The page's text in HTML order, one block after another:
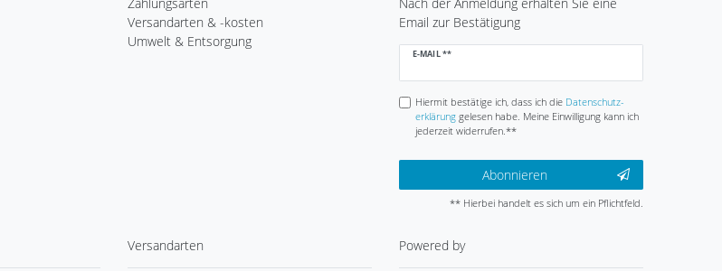
Versandarten & -kosten
Umwelt & Entsorgung
Email zur Bestätigung
E-MAIL **
Newsletter
Hiermit bestätige ich, dass ich die Daten­schutz­
erklärunggelesen habe. Meine Einwilligung kann ich
jederzeit widerrufen.**
Abonnieren
** Hierbei handelt es sich um ein Pflichtfeld.
Versandarten Powered by